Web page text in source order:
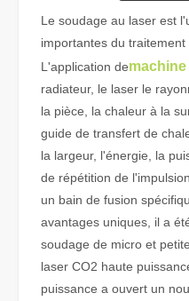
Guide 2026 : Comment les
Le soudage au laser est
importantes du traitement
L'application de
radiateur, le laser le
la pièce, la chaleur à la
guide de transfert de
la largeur, l'énergie, la
de répétition de
un bain de fusion
avantages uniques, il a
soudage de micro et
laser CO2 haute
puissance a ouvert un